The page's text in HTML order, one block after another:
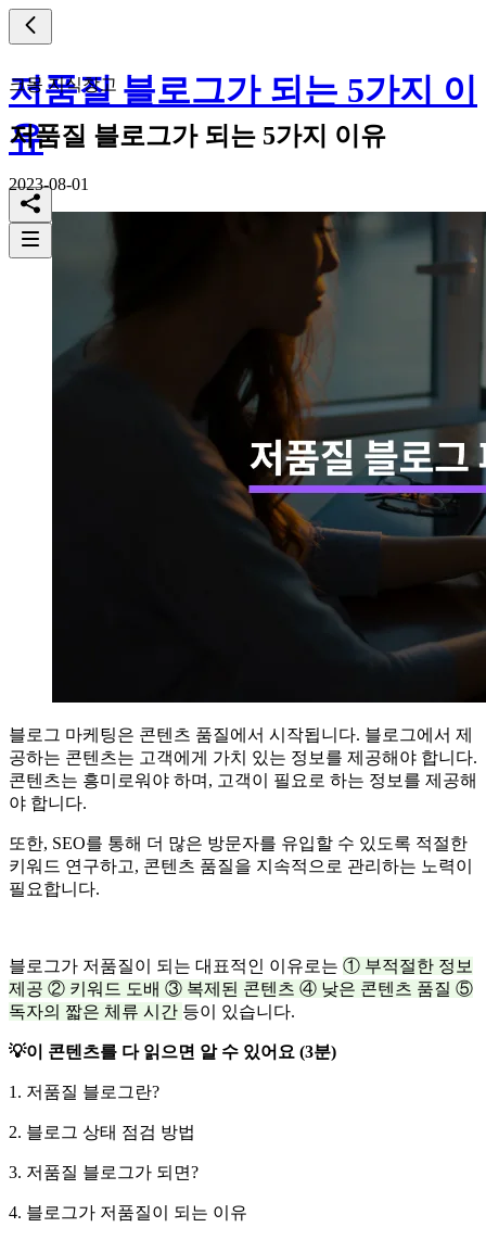
저품질 블로그가 되는 5가지 이
유
크몽 지식창고
저품질 블로그가 되는 5가지 이유
2023-08-01
블로그 마케팅은 콘텐츠 품질에서 시작됩니다. 블로그에서 제
공하는 콘텐츠는 고객에게 가치 있는 정보를 제공해야 합니다.
콘텐츠는 흥미로워야 하며, 고객이 필요로 하는 정보를 제공해
야 합니다.
또한, SEO를 통해 더 많은 방문자를 유입할 수 있도록 적절한
키워드 연구하고, 콘텐츠 품질을 지속적으로 관리하는 노력이
필요합니다.
블로그가 저품질이 되는 대표적인 이유로는 ① 부적절한 정보
제공 ② 키워드 도배 ③ 복제된 콘텐츠 ④ 낮은 콘텐츠 품질 ⑤
독자의 짧은 체류 시간 등이 있습니다.
💡이 콘텐츠를 다 읽으면 알 수 있어요 (3분)
1. 저품질 블로그란?
2. 블로그 상태 점검 방법
3. 저품질 블로그가 되면?
4. 블로그가 저품질이 되는 이유